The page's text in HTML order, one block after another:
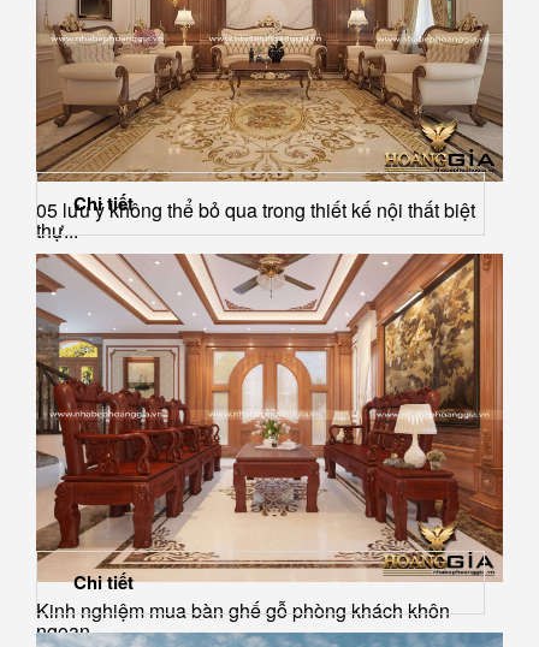
05 lưu ý không thể bỏ qua trong thiết kế nội thất biệt
thự...
Chi tiết
Kinh nghiệm mua bàn ghế gỗ phòng khách khôn
ngoan...
Chi tiết